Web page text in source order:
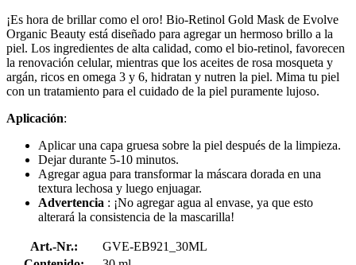
¡Es hora de brillar como el oro! Bio-Retinol Gold Mask de Evolve
Organic Beauty está diseñado para agregar un hermoso brillo a la
piel. Los ingredientes de alta calidad, como el bio-retinol, favorecen
la renovación celular, mientras que los aceites de rosa mosqueta y
argán, ricos en omega 3 y 6, hidratan y nutren la piel. Mima tu piel
con un tratamiento para el cuidado de la piel puramente lujoso.
Aplicación:
Aplicar una capa gruesa sobre la piel después de la limpieza.
Dejar durante 5-10 minutos.
Agregar agua para transformar la máscara dorada en una
textura lechosa y luego enjuagar.
Advertencia : ¡No agregar agua al envase, ya que esto
alterará la consistencia de la mascarilla!
Art.-Nr.:
GVE-EB921_30ML